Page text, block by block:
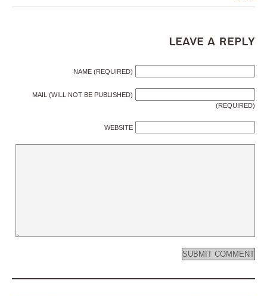
Leave a Reply
NAME (REQUIRED)
MAIL (WILL NOT BE PUBLISHED)
(REQUIRED)
WEBSITE